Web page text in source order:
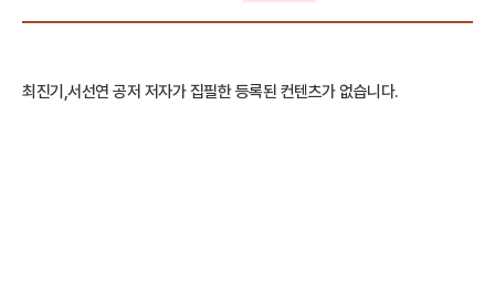
최진기,서선연 공저 저자가 집필한 등록된 컨텐츠가 없습니다.